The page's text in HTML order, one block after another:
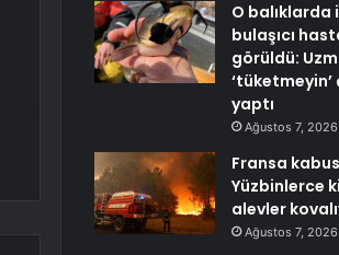
O balıklarda
bulaşıcı
görüldü:
‘tüketmeyin’
yaptı
Ağustos 7, 2026
Fransa
Yüzbinlerce
alevler
Ağustos 7, 2026